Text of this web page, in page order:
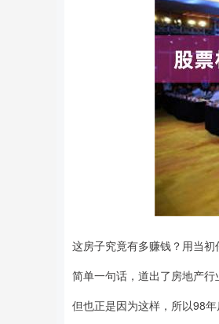
这房子究竟有多赚钱？用当
简单一句话，道出了房地产行
但也正是因为这样，所以98